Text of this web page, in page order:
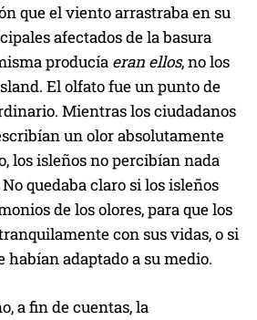
que el viento arrastraba en su
afectados de la basura
producía eran ellos, no los
El olfato fue un punto de
Mientras los ciudadanos
un olor absolutamente
los isleños no percibían nada
quedaba claro si los isleños
de los olores, para que los
con sus vidas, o si
habían adaptado a su medio.
a fin de cuentas, la